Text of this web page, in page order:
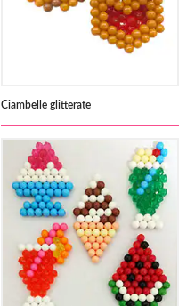
Ciambelle glitterate